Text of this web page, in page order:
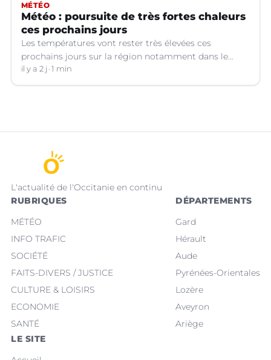
MÉTÉO
Météo : poursuite de très fortes chaleurs
ces prochains jours
Les températures vont rester très élevées ces
prochains jours sur la région notamment dans le
Languedoc.
il y a 2 j 1 min
L'actualité de l'Occitanie en continu
RUBRIQUES
MÉTÉO
INFO TRAFIC
SOCIÉTÉ
FAITS-DIVERS / JUSTICE
CULTURE & LOISIRS
ECONOMIE
SANTÉ
DÉPARTEMENTS
Gard
Hérault
Aude
Pyrénées-Orientales
Lozère
Aveyron
Ariège
LE SITE